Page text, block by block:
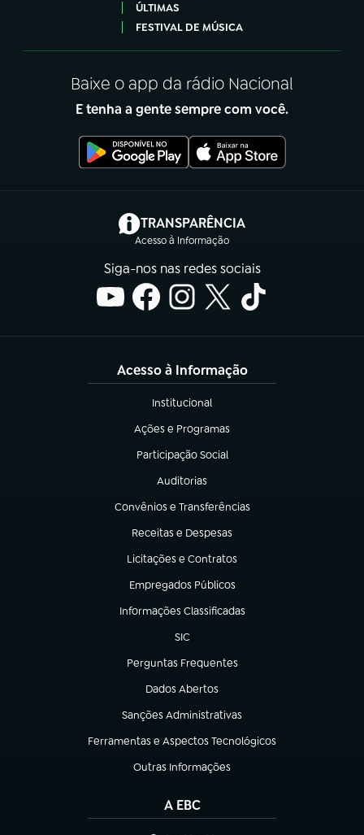
ÚLTIMAS
FESTIVAL DE MÚSICA
Baixe o app da rádio Nacional
E tenha a gente sempre com você.
TRANSPARÊNCIA
Acesso à Informação
(abre em nova aba)
Siga-nos nas redes sociais
Acesso à Informação
Institucional
(abre em nova aba)
Ações e Programas
(abre em nova aba)
Participação Social
(abre em nova aba)
Auditorias
(abre em nova aba)
Convênios e Transferências
(abre em nova aba)
Receitas e Despesas
(abre em nova aba)
Licitações e Contratos
(abre em nova aba)
Empregados Públicos
(abre em nova aba)
Informações Classificadas
(abre em nova aba)
SIC
(abre em nova aba)
Perguntas Frequentes
(abre em nova aba)
Dados Abertos
(abre em nova aba)
Sanções Administrativas
(abre em nova aba)
Ferramentas e Aspectos Tecnológicos
(abre em nova aba)
Outras Informações
(abre em nova aba)
A EBC